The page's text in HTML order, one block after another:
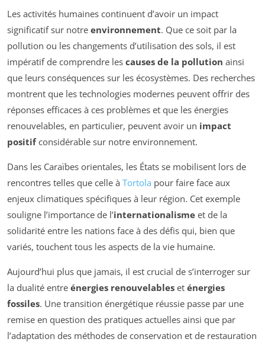
Les activités humaines continuent d’avoir un impact
significatif sur notre environnement. Que ce soit par la
pollution ou les changements d’utilisation des sols, il est
impératif de comprendre les causes de la pollution ainsi
que leurs conséquences sur les écosystèmes. Des recherches
montrent que les technologies modernes peuvent offrir des
réponses efficaces à ces problèmes et que les énergies
renouvelables, en particulier, peuvent avoir un impact
positifconsidérable sur notre environnement.
Dans les Caraïbes orientales, les États se mobilisent lors de
rencontres telles que celle à Tortola pour faire face aux
enjeux climatiques spécifiques à leur région. Cet exemple
souligne l’importance de l’internationalisme et de la
solidarité entre les nations face à des défis qui, bien que
variés, touchent tous les aspects de la vie humaine.
Aujourd’hui plus que jamais, il est crucial de s’interroger sur
la dualité entre énergies renouvelables et énergies
fossiles. Une transition énergétique réussie passe par une
remise en question des pratiques actuelles ainsi que par
l’adaptation des méthodes de conservation et de restauration